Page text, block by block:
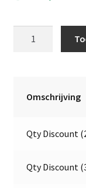
2995
Omschrijving
Qty Discount
Qty Discount